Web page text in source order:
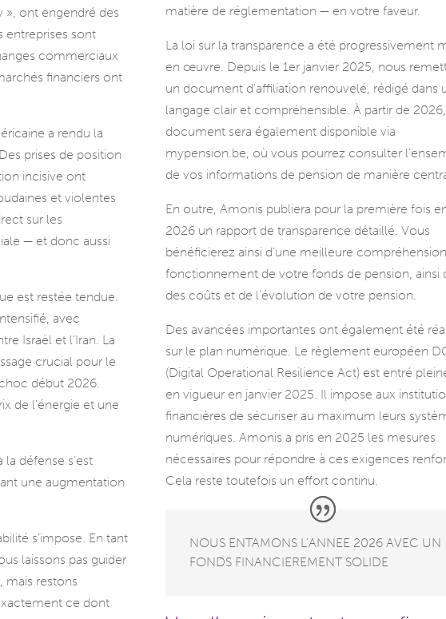
», ont engendré des
entreprises sont
commerciaux
financiers ont
a rendu la
prises de position
incisive ont
et violentes
sur les
— et donc aussi
est restée tendue.
avec
Israël et l’Iran. La
crucial pour le
début 2026.
de l’énergie et une
la défense s’est
une augmentation
s’impose. En tant
laissons pas guider
mais restons
ce dont
matière de réglementation — en votre faveur.
La loi sur la transparence a été progressivement
en œuvre. Depuis le 1er janvier 2025, nous
un document d’affiliation renouvelé, rédigé dans
langage clair et compréhensible. À partir de
document sera également disponible via
mypension.be, où vous pourrez consulter
de vos informations de pension de manière
En outre, Amonis publiera pour la première fois
2026 un rapport de transparence détaillé. Vous
bénéficierez ainsi d’une meilleure
fonctionnement de votre fonds de pension, ainsi
des coûts et de l’évolution de votre pension.
Des avancées importantes ont également été
sur le plan numérique. Le règlement européen
(Digital Operational Resilience Act) est entré
en vigueur en janvier 2025. Il impose aux
financières de sécuriser au maximum leurs
numériques. Amonis a pris en 2025 les mesures
nécessaires pour répondre à ces exigences
Cela reste toutefois un effort continu.
NOUS ENTAMONS L’ANNEE 2026 AVEC UN
FONDS FINANCIEREMENT SOLIDE